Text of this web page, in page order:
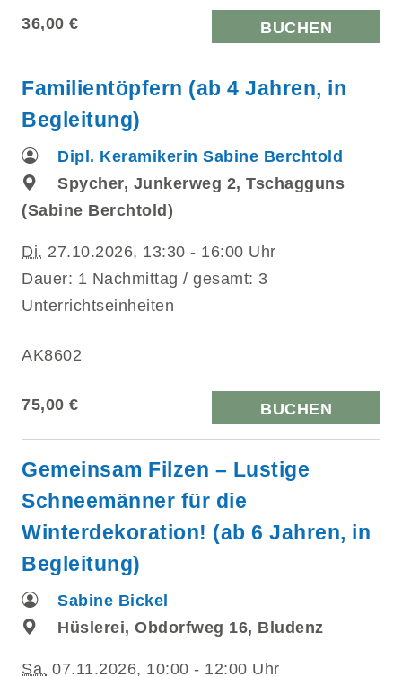
36,00 € BUCHEN
Familientöpfern (ab 4 Jahren, in
Begleitung)
Dipl. Keramikerin Sabine Berchtold
Spycher, Junkerweg 2, Tschagguns
(Sabine Berchtold)
Di. 27.10.2026, 13:30 - 16:00 Uhr
Dauer: 1 Nachmittag / gesamt: 3
Unterrichtseinheiten
AK8602
75,00 € BUCHEN
Gemeinsam Filzen – Lustige
Schneemänner für die
Winterdekoration! (ab 6 Jahren, in
Begleitung)
Sabine Bickel
Hüslerei, Obdorfweg 16, Bludenz
Sa. 07.11.2026, 10:00 - 12:00 Uhr